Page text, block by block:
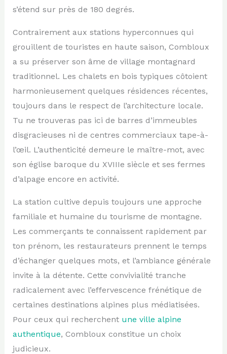
s’étend sur près de 180 degrés.
Contrairement aux stations hyperconnues qui
grouillent de touristes en haute saison, Combloux
a su préserver son âme de village montagnard
traditionnel. Les chalets en bois typiques côtoient
harmonieusement quelques résidences récentes,
toujours dans le respect de l’architecture locale.
Tu ne trouveras pas ici de barres d’immeubles
disgracieuses ni de centres commerciaux tape-à-
l’œil. L’authenticité demeure le maître-mot, avec
son église baroque du XVIIIe siècle et ses fermes
d’alpage encore en activité.
La station cultive depuis toujours une approche
familiale et humaine du tourisme de montagne.
Les commerçants te connaissent rapidement par
ton prénom, les restaurateurs prennent le temps
d’échanger quelques mots, et l’ambiance générale
invite à la détente. Cette convivialité tranche
radicalement avec l’effervescence frénétique de
certaines destinations alpines plus médiatisées.
Pour ceux qui recherchent une ville alpine
authentique, Combloux constitue un choix
judicieux.